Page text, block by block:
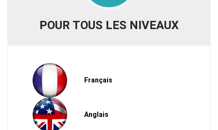
POUR TOUS LES NIVEAUX
Français
Anglais